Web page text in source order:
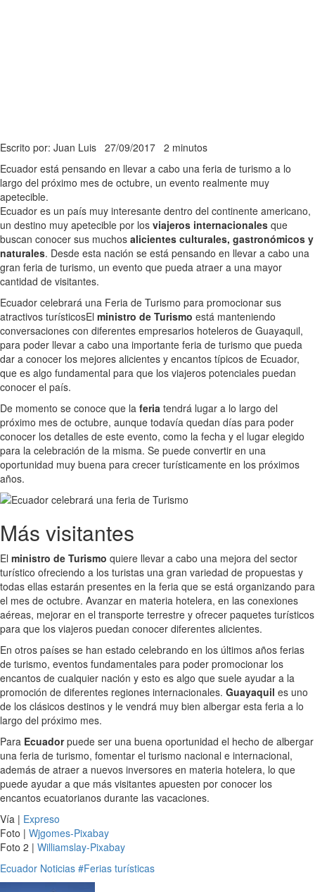
Escrito por: Juan Luis 27/09/2017 2 minutos
Ecuador está pensando en llevar a cabo una feria de turismo a lo
largo del próximo mes de octubre, un evento realmente muy
apetecible.
Ecuador es un país muy interesante dentro del continente americano,
un destino muy apetecible por los viajeros internacionales que
buscan conocer sus muchos alicientes culturales, gastronómicos y
naturales. Desde esta nación se está pensando en llevar a cabo una
gran feria de turismo, un evento que pueda atraer a una mayor
cantidad de visitantes.
Ecuador celebrará una Feria de Turismo para promocionar sus
atractivos turísticosEl ministro de Turismo está manteniendo
conversaciones con diferentes empresarios hoteleros de Guayaquil,
para poder llevar a cabo una importante feria de turismo que pueda
dar a conocer los mejores alicientes y encantos típicos de Ecuador,
que es algo fundamental para que los viajeros potenciales puedan
conocer el país.
De momento se conoce que la feria tendrá lugar a lo largo del
próximo mes de octubre, aunque todavía quedan días para poder
conocer los detalles de este evento, como la fecha y el lugar elegido
para la celebración de la misma. Se puede convertir en una
oportunidad muy buena para crecer turísticamente en los próximos
años.
Más visitantes
El ministro de Turismo quiere llevar a cabo una mejora del sector
turístico ofreciendo a los turistas una gran variedad de propuestas y
todas ellas estarán presentes en la feria que se está organizando para
el mes de octubre. Avanzar en materia hotelera, en las conexiones
aéreas, mejorar en el transporte terrestre y ofrecer paquetes turísticos
para que los viajeros puedan conocer diferentes alicientes.
En otros países se han estado celebrando en los últimos años ferias
de turismo, eventos fundamentales para poder promocionar los
encantos de cualquier nación y esto es algo que suele ayudar a la
promoción de diferentes regiones internacionales. Guayaquil es uno
de los clásicos destinos y le vendrá muy bien albergar esta feria a lo
largo del próximo mes.
Para Ecuadorpuede ser una buena oportunidad el hecho de albergar
una feria de turismo, fomentar el turismo nacional e internacional,
además de atraer a nuevos inversores en materia hotelera, lo que
puede ayudar a que más visitantes apuesten por conocer los
encantos ecuatorianos durante las vacaciones.
Vía | Expreso
Foto | Wjgomes-Pixabay
Foto 2 | Williamslay-Pixabay
Ecuador Noticias #Ferias turísticas